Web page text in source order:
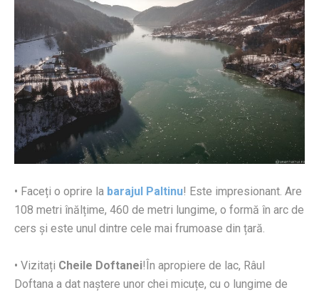
• Faceți o oprire la barajul Paltinu! Este impresionant. Are
108 metri înălțime, 460 de metri lungime, o formă în arc de
cers și este unul dintre cele mai frumoase din țară.
• Vizitați Cheile Doftanei!În apropiere de lac, Râul
Doftana a dat naștere unor chei micuțe, cu o lungime de